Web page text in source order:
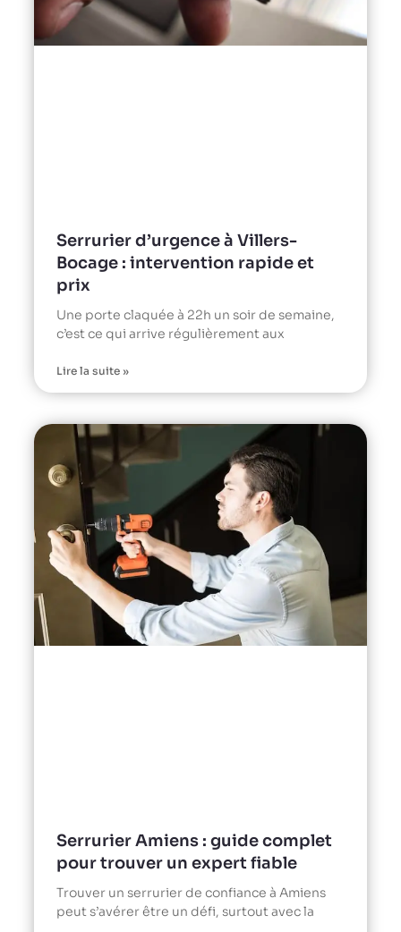
Serrurier d’urgence à Villers-
Bocage : intervention rapide et
prix
Une porte claquée à 22h un soir de semaine,
c’est ce qui arrive régulièrement aux
Lire la suite »
Serrurier Amiens : guide complet
pour trouver un expert fiable
Trouver un serrurier de confiance à Amiens
peut s’avérer être un défi, surtout avec la